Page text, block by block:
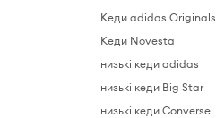
Кеди adidas Originals
Кеди Novesta
низькі кеди adidas
низькі кеди Big Star
низькі кеди Converse